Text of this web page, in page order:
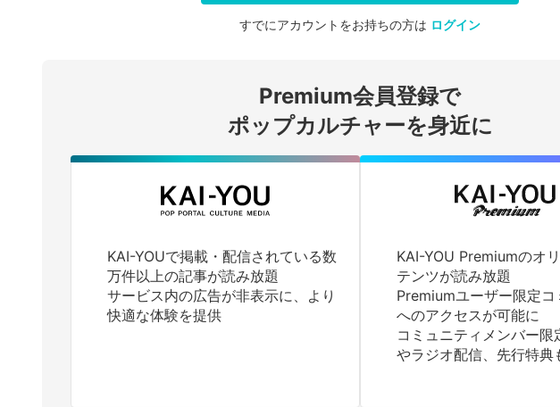
ログインする
すでにアカウントをお持ちの方は ログイン
Premium会員登録で
ポップカルチャーを身近に
KAI-YOUで掲載・配信されている数
万件以上の記事が読み放題
サービス内の広告が非表示に、より
快適な体験を提供
KAI-YOU Premiumのオ
テンツが読み放題
Premiumユーザー限定コ
へのアクセスが可能に
コミュニティメンバー限
やラジオ配信、先行特典